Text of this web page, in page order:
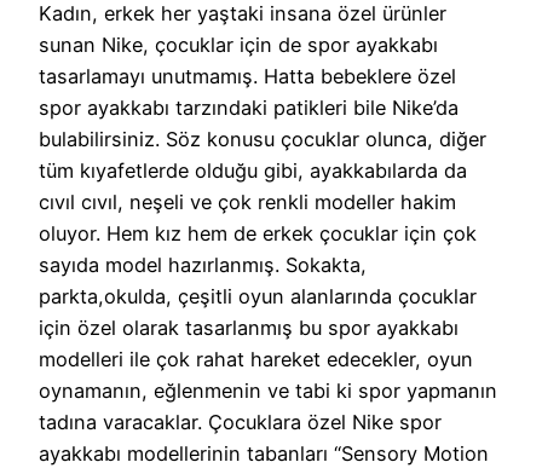
Kadın, erkek her yaştaki insana özel ürünler
sunan Nike, çocuklar için de spor ayakkabı
tasarlamayı unutmamış. Hatta bebeklere özel
spor ayakkabı tarzındaki patikleri bile Nike’da
bulabilirsiniz. Söz konusu çocuklar olunca, diğer
tüm kıyafetlerde olduğu gibi, ayakkabılarda da
cıvıl cıvıl, neşeli ve çok renkli modeller hakim
oluyor. Hem kız hem de erkek çocuklar için çok
sayıda model hazırlanmış. Sokakta,
parkta,okulda, çeşitli oyun alanlarında çocuklar
için özel olarak tasarlanmış bu spor ayakkabı
modelleri ile çok rahat hareket edecekler, oyun
oynamanın, eğlenmenin ve tabi ki spor yapmanın
tadına varacaklar. Çocuklara özel Nike spor
ayakkabı modellerinin tabanları “Sensory Motion